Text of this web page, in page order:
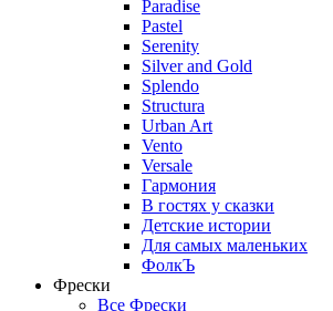
Paradise
Pastel
Serenity
Silver and Gold
Splendo
Structura
Urban Art
Vento
Versale
Гармония
В гостях у сказки
Детские истории
Для самых маленьких
ФолкЪ
Фрески
Все Фрески